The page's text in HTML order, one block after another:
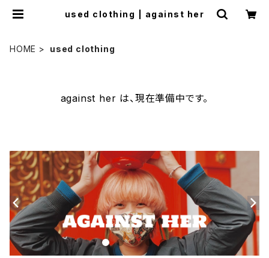
used clothing | against her
HOME used clothing
against her は、現在準備中です。